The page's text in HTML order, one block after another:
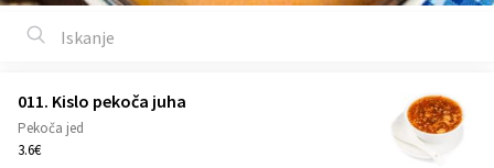
011. Kislo pekoča juha
Pekoča jed
3.6€